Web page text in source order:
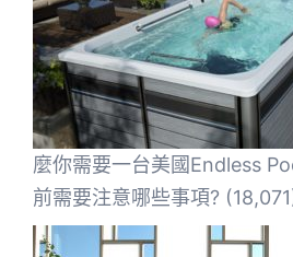
麼你需要一台美國Endless
前需要注意哪些事項?